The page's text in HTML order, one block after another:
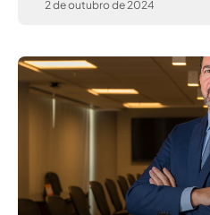
2 de outubro de 2024